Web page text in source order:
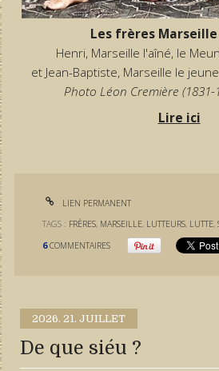
Les frères Marseille
Henri, Marseille l'aîné, le
et Jean-Baptiste, Marseille le
Photo Léon Cremière (1831-
Lire ici
LIEN PERMANENT
TAGS : FRÈRES, MARSEILLE, LUTTEURS, LUTTE,
6 COMMENTAIRES
2026. 21. JUILLET
De que siéu ?